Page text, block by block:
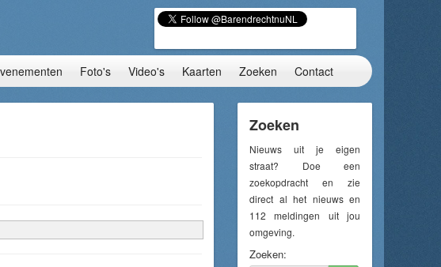
Foto's Video's Kaarten Zoeken Contact
Zoeken
Nieuws uit je eigen
straat? Doe een
zoekopdracht en zie
direct al het nieuws en
112 meldingen uit jou
omgeving.
Zoeken: